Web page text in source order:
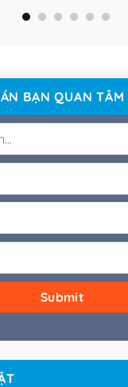
BẠN QUAN TÂM